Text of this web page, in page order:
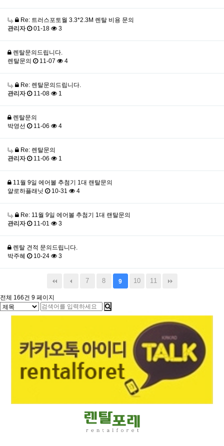
Re: 트러스포토월 3.3*2.3M 렌탈 비용 문의
관리자
01-18 3
렌탈문의드립니다.
렌탈문의
11-07 4
Re: 렌탈문의드립니다.
관리자
11-08 1
렌탈문의
박영선
11-06 4
Re: 렌탈문의
관리자
11-06 1
11월 9일 에어볼 추첨기 1대 랜탈문의
얄로하플래닛
10-31 4
Re: 11월 9일 에어볼 추첨기 1대 랜탈문의
관리자
11-01 3
렌탈 견적 문의드립니다.
박주혜
10-24 3
7 8 9 10 11
전체 166건 9 페이지